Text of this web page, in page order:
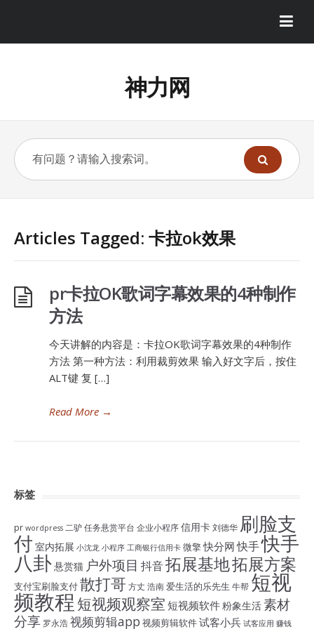
神力网
Articles Tagged: 卡拉ok效果
pr卡拉OK歌词字幕效果的4种制作
方法
今天讲解的内容是：卡拉OK歌词字幕效果的4种制作
方法 第一种方法：利用裁剪效果 输入好文字后，按住
ALT键 复 […]
Read More →
标签
pr wordpress 二驴任务悬赏平台 企业小程序信用卡刘德华 刷脸支
付 室内拓展 小沈龙 小程序 工商银行信用卡 微擎快分网 快手快手
八卦悬赏猫 户外项目 抖音拓展基地拓展方案
支付宝刷脸支付散打哥 方丈 浩南爱生活的乐先生 牛帮 短视
频教程 短视频观察室 短视频软件粉象生活素材
分享 罗永浩视频剪辑app 视频剪辑软件试客小兵 试客应用 赚钱